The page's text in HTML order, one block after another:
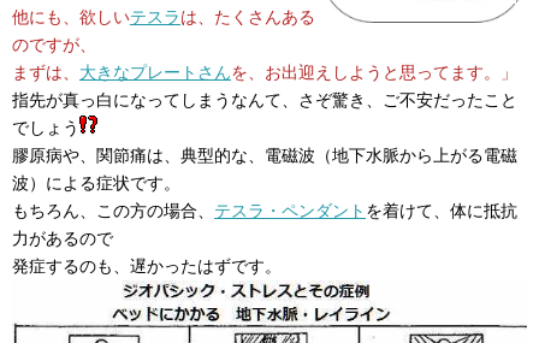
他にも、欲しいテスラは、たくさんある
のですが、
まずは、 大きなプレートさんを、お出迎えしようと思ってます。」
指先が真っ白になってしまうなんて、さぞ驚き、ご不安だったこと
でしょう
膠原病や、関節痛は、典型的な、電磁波（地下水脈から上がる電磁
波）による症状です。
もちろん、この方の場合、 テスラ・ペンダント を着けて、体に抵抗
力があるので
発症するのも、遅かったはずです。